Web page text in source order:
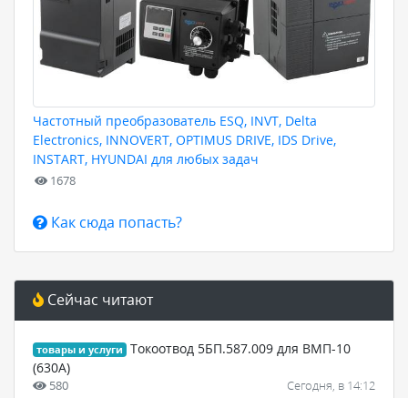
Частотный преобразователь ESQ, INVT, Delta
Electronics, INNOVERT, OPTIMUS DRIVE, IDS Drive,
INSTART, HYUNDAI для любых задач
1678
Как сюда попасть?
Сейчас читают
товары и услуги
Токоотвод 5БП.587.009 для ВМП-10
(630А)
580 Сегодня, в 14:12